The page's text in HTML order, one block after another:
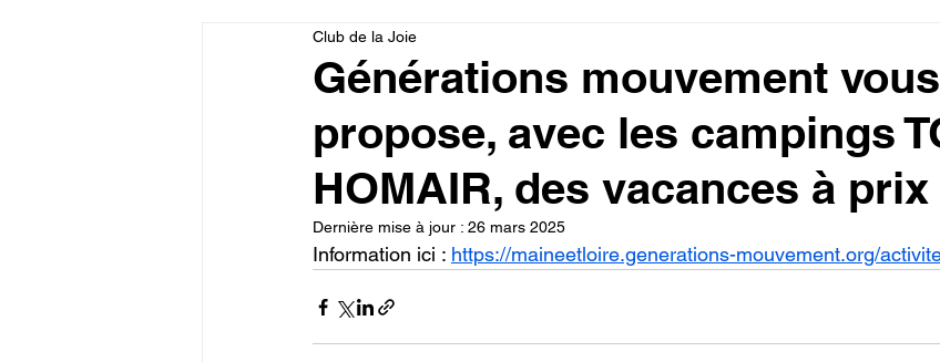
Générations mouvement vous
propose, avec les campings
HOMAIR, des vacances à
Club de la Joie
Dernière mise à jour : 26 mars 2025
Information ici : https://maineetloire.generations-mouvement.org/